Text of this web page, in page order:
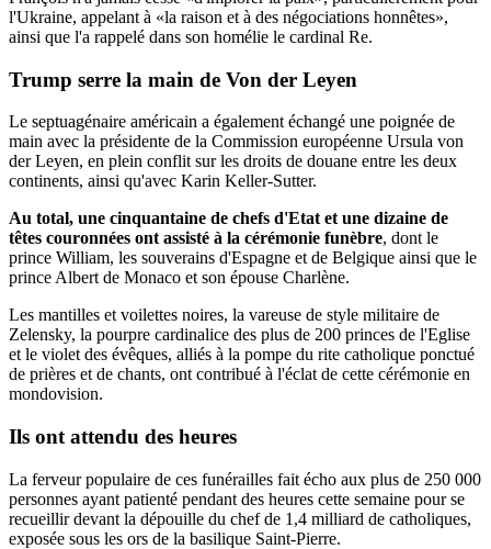
l'Ukraine, appelant à «la raison et à des négociations honnêtes»,
ainsi que l'a rappelé dans son homélie le cardinal Re.
Trump serre la main de Von der Leyen
Le septuagénaire américain a également échangé une poignée de
main avec la présidente de la Commission européenne Ursula von
der Leyen, en plein conflit sur les droits de douane entre les deux
continents, ainsi qu'avec Karin Keller-Sutter.
Au total, une cinquantaine de chefs d'Etat et une dizaine de
têtes couronnées ont assisté à la cérémonie funèbre, dont le
prince William, les souverains d'Espagne et de Belgique ainsi que le
prince Albert de Monaco et son épouse Charlène.
Les mantilles et voilettes noires, la vareuse de style militaire de
Zelensky, la pourpre cardinalice des plus de 200 princes de l'Eglise
et le violet des évêques, alliés à la pompe du rite catholique ponctué
de prières et de chants, ont contribué à l'éclat de cette cérémonie en
mondovision.
Ils ont attendu des heures
La ferveur populaire de ces funérailles fait écho aux plus de 250 000
personnes ayant patienté pendant des heures cette semaine pour se
recueillir devant la dépouille du chef de 1,4 milliard de catholiques,
exposée sous les ors de la basilique Saint-Pierre.